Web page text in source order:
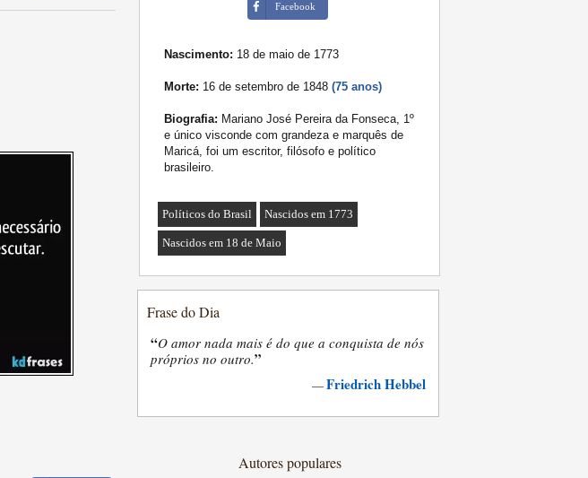
Facebook
Nascimento: 18 de maio de 1773
Morte: 16 de setembro de 1848 (75 anos)
Biografia: Mariano José Pereira da Fonseca, 1º
e único visconde com grandeza e marquês de
Maricá, foi um escritor, filósofo e político
brasileiro.
Políticos do Brasil Nascidos em 1773
Nascidos em 18 de Maio
Frase do Dia
“O amor nada mais é do que a conquista de nós
próprios no outro.”
—Friedrich Hebbel
Autores populares